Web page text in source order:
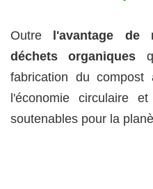
Outre
l'avantage de
déchets organiques
fabrication du
l'économie circulaire
soutenables pour la